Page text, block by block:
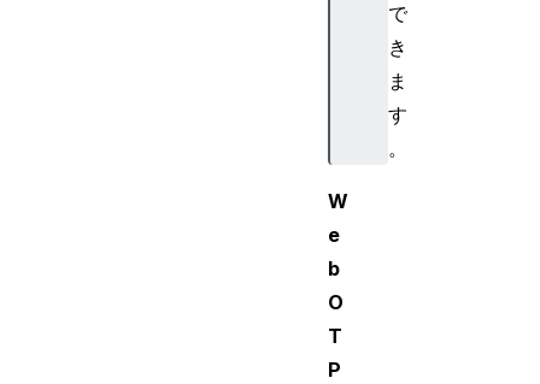
で
き
ま
す
。
W
e
b
O
T
P